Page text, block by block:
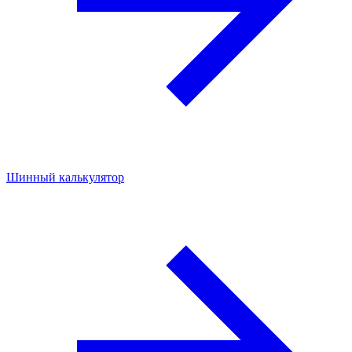
Шинный калькулятор